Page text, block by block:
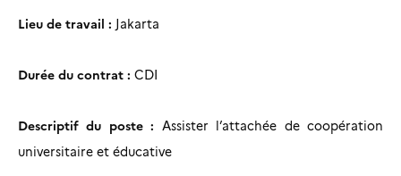
Lieu de travail : Jakarta
Durée du contrat : CDI
Descriptif du poste : Assister l’attachée de coopération
universitaire et éducative